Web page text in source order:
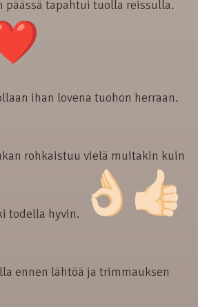
päässä tapahtui tuolla reissulla.
ihan lovena tuohon herraan.
rohkaistuu vielä muitakin kuin
todella hyvin.
ennen lähtöä ja trimmauksen